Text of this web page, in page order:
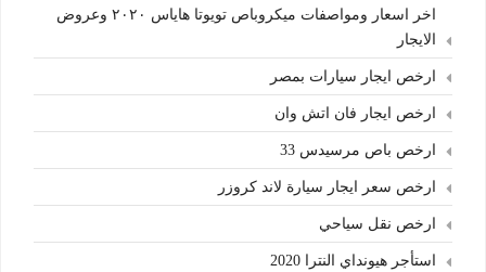
اخر اسعار ومواصفات ميكروباص تويوتا هاياس ٢٠٢٠ وعروض
الايجار
ارخص ايجار سيارات بمصر
ارخص ايجار فان اتش وان
ارخص باص مرسيدس 33
ارخص سعر ايجار سيارة لاند كروزر
ارخص نقل سياحي
استأجر هيونداي النترا 2020